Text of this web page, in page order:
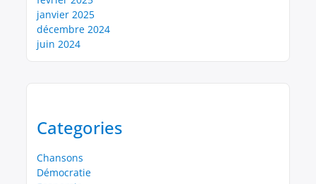
janvier 2025
décembre 2024
juin 2024
Categories
Chansons
Démocratie